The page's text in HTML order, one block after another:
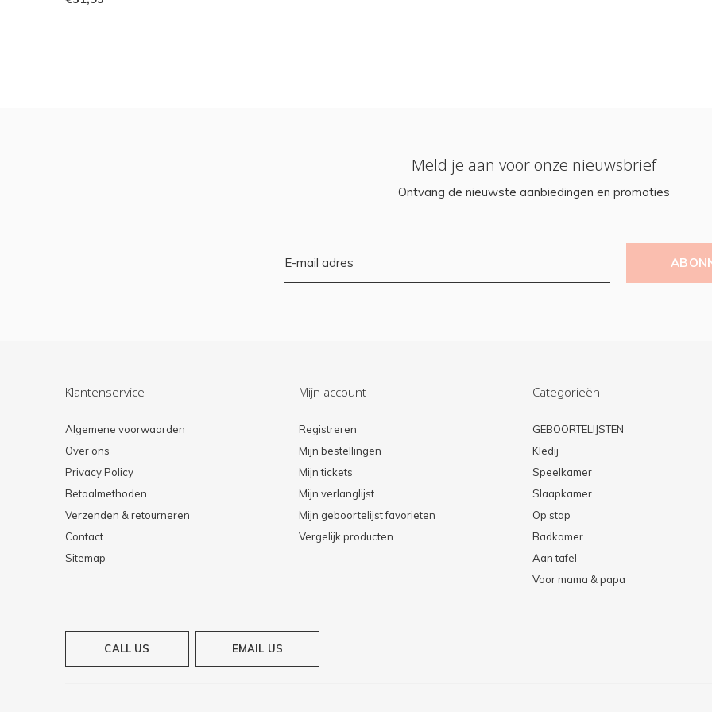
Meld je aan voor onze nieuwsbrief
Ontvang de nieuwste aanbiedingen en promoties
Klantenservice
Algemene voorwaarden
Over ons
Privacy Policy
Betaalmethoden
Verzenden & retourneren
Contact
Sitemap
Mijn account
Registreren
Mijn bestellingen
Mijn tickets
Mijn verlanglijst
Mijn geboortelijst favorieten
Vergelijk producten
Categorieën
GEBOORTELIJSTEN
Kledij
Speelkamer
Slaapkamer
Op stap
Badkamer
Aan tafel
Voor mama & papa
CALL US EMAIL US